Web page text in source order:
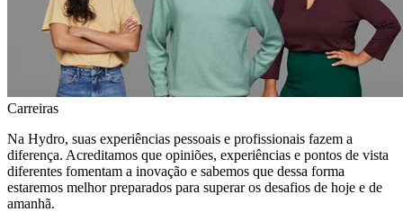
Carreiras
Na Hydro, suas experiências pessoais e profissionais fazem a
diferença. Acreditamos que opiniões, experiências e pontos de vista
diferentes fomentam a inovação e sabemos que dessa forma
estaremos melhor preparados para superar os desafios de hoje e de
amanhã.